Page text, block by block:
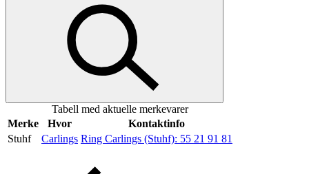
Mat og drikke
Taket på Kvadrat
Aktiviteter
Inspirasjon
Tabell med aktuelle merkevarer
Merke
Hvor
Kontaktinfo
Stuhf
Carlings Ring Carlings (Stuhf): 55 21 91 81